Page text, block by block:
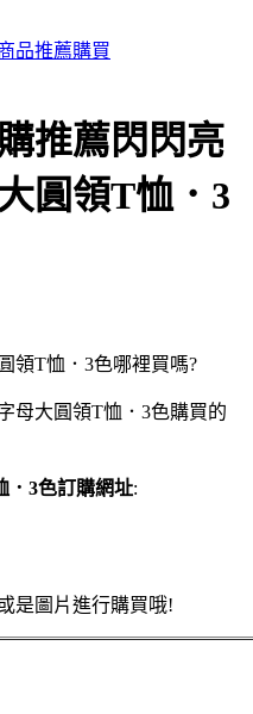
品推薦購買
推薦閃閃亮
圓領T恤．3
領T恤．3色哪裡買嗎?
母大圓領T恤．3色購買的
．3色訂購網址:
是圖片進行購買哦!